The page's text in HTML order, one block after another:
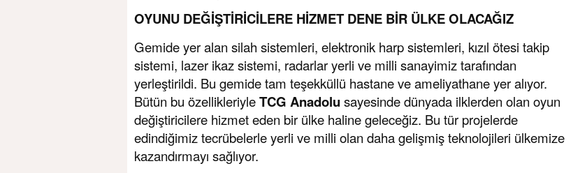
OYUNU DEĞİŞTİRİCİLERE HİZMET DENE BİR ÜLKE OLACAĞIZ
Gemide yer alan silah sistemleri, elektronik harp sistemleri, kızıl ötesi takip
sistemi, lazer ikaz sistemi, radarlar yerli ve milli sanayimiz tarafından
yerleştirildi. Bu gemide tam teşekküllü hastane ve ameliyathane yer alıyor.
Bütün bu özellikleriyleTCG Anadolu sayesinde dünyada ilklerden olan oyun
değiştiricilere hizmet eden bir ülke haline geleceğiz. Bu tür projelerde
edindiğimiz tecrübelerle yerli ve milli olan daha gelişmiş teknolojileri ülkemize
kazandırmayı sağlıyor.